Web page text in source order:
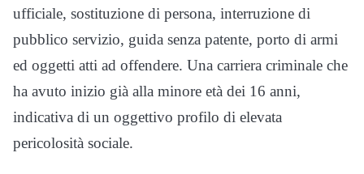
ufficiale, sostituzione di persona, interruzione di
pubblico servizio, guida senza patente, porto di armi
ed oggetti atti ad offendere. Una carriera criminale che
ha avuto inizio già alla minore età dei 16 anni,
indicativa di un oggettivo profilo di elevata
pericolosità sociale.